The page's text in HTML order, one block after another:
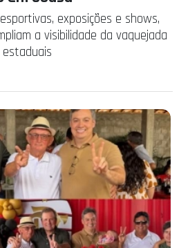
exposições e shows,
a visibilidade da vaquejada